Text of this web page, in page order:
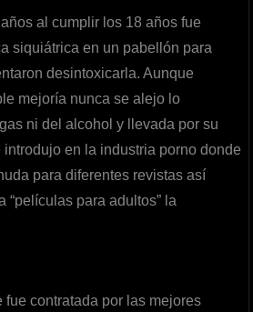
al cumplir los 18 años fue
siquiátrica en un pabellón para
desintoxicarla. Aunque
mejoría nunca se alejo lo
ni del alcohol y llevada por su
en la industria porno donde
para diferentes revistas así
“películas para adultos” la
fue contratada por las mejores